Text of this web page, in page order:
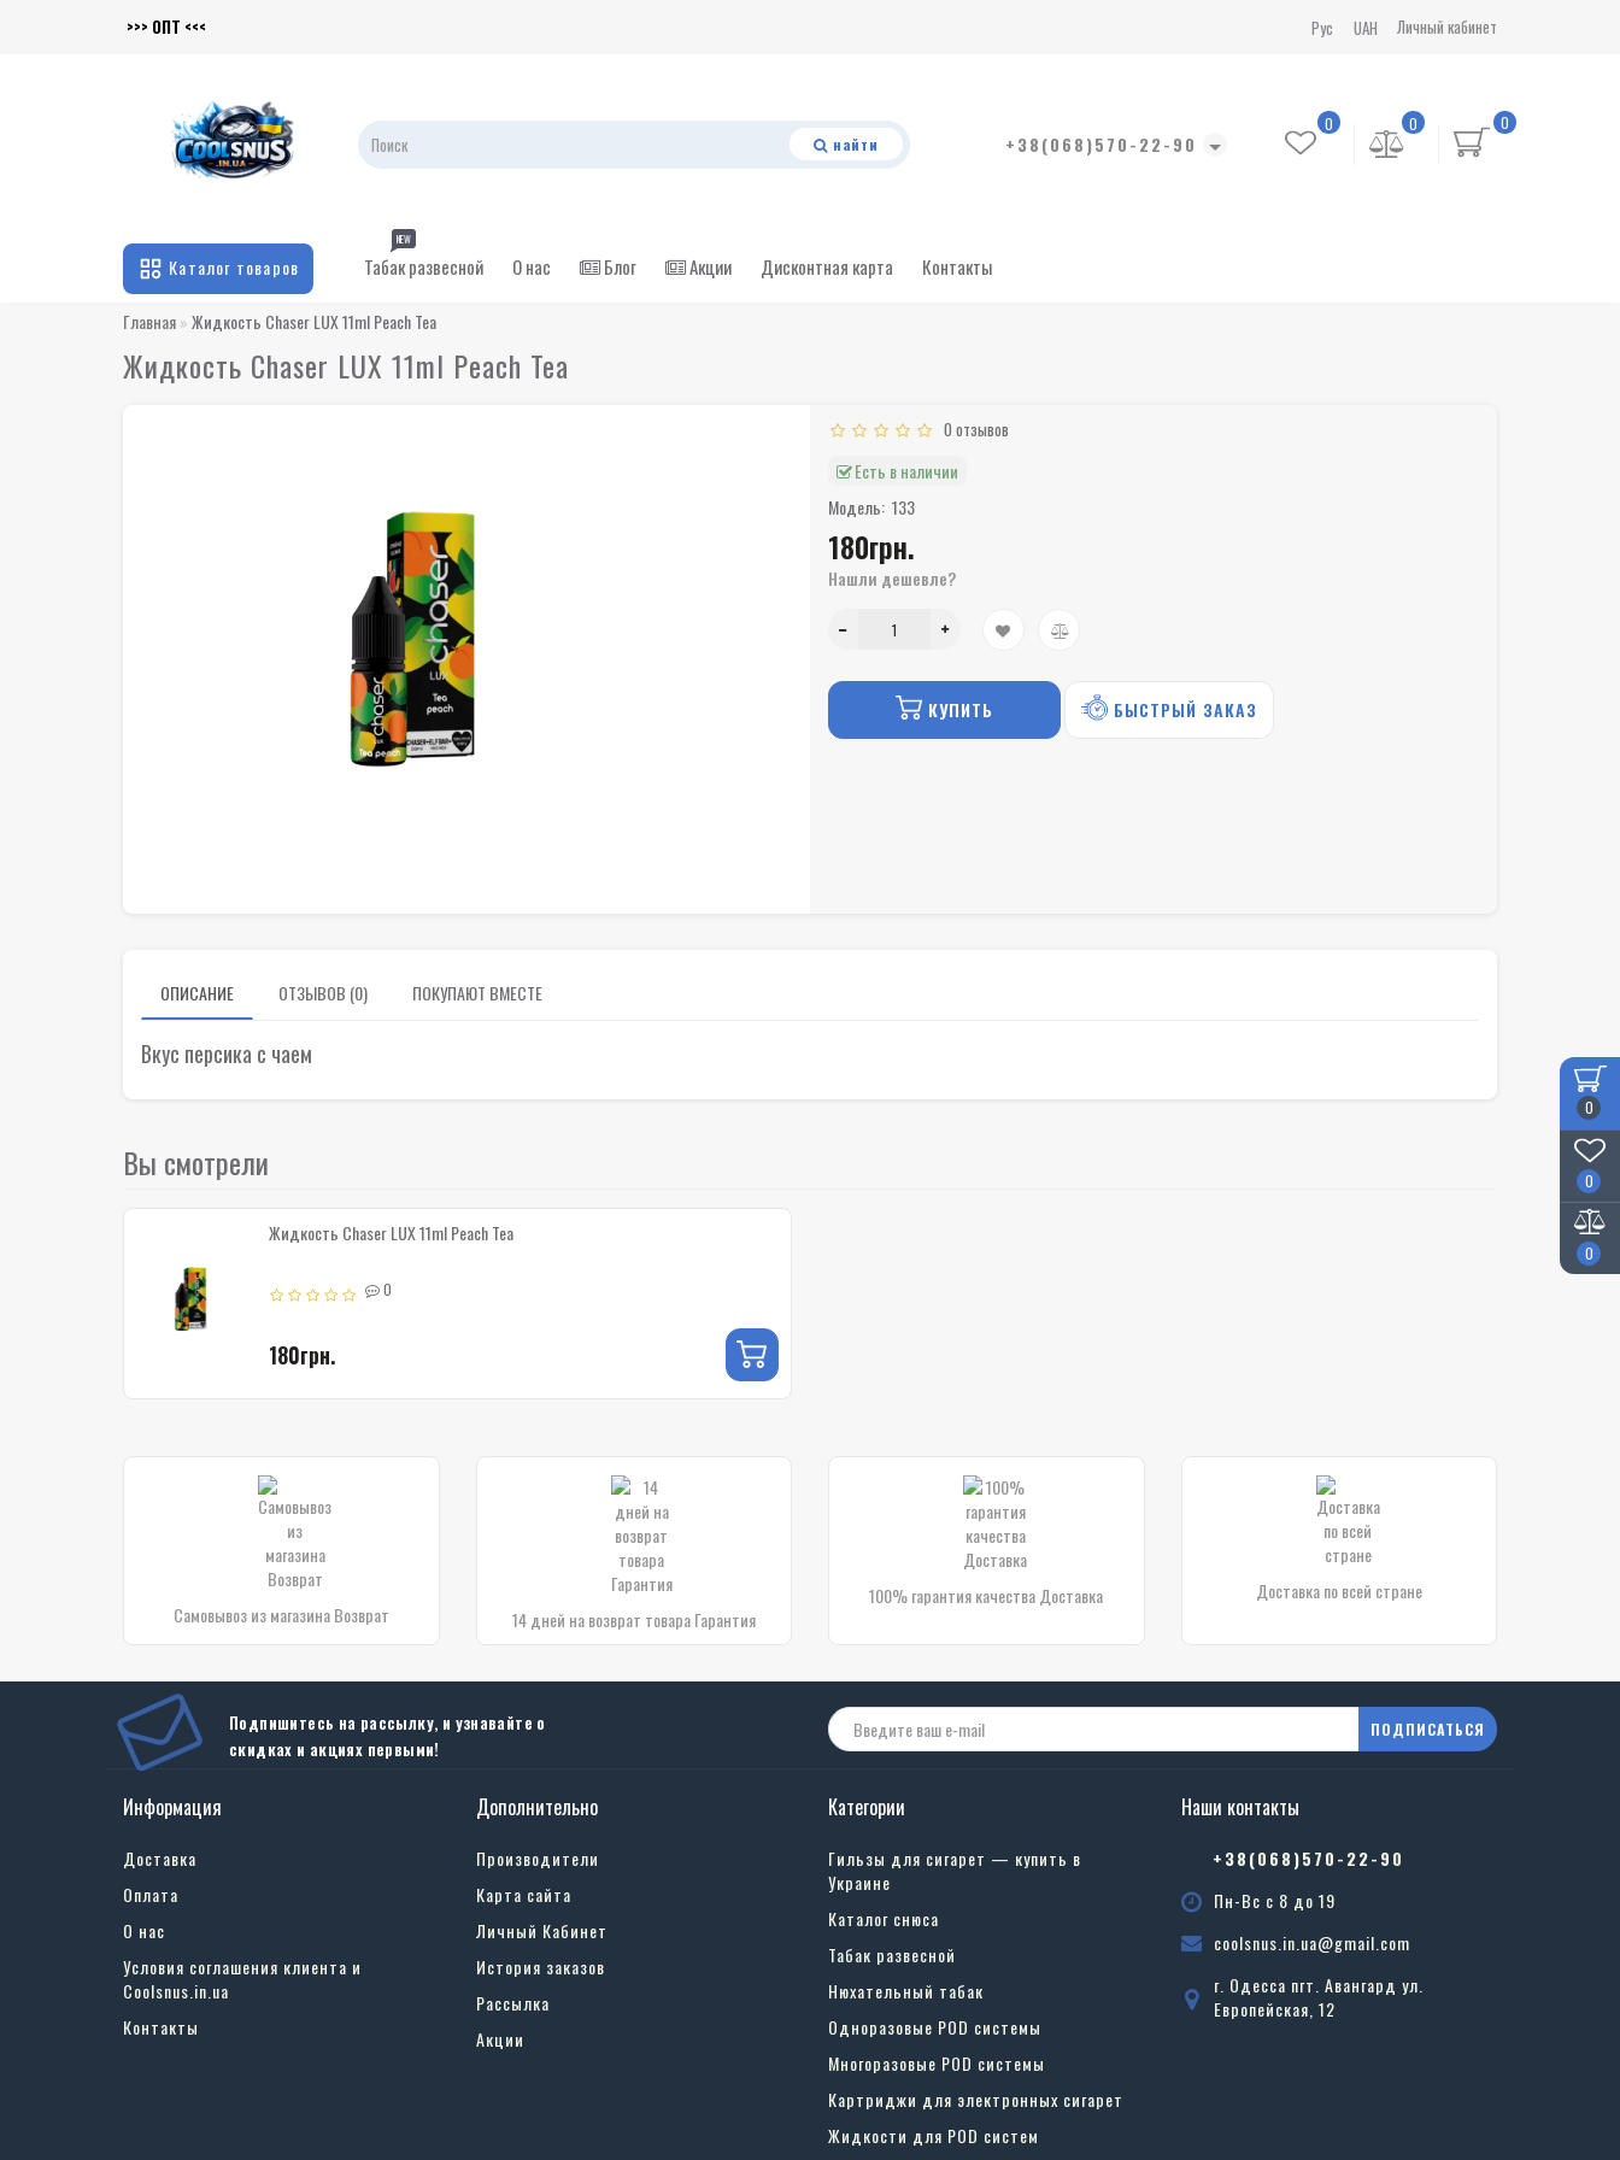
0
0
0
Личный кабинет
UAH
Рус
>>> ОПТ <<<
найти +38(068)570-22-90
0
0
0
Каталог товаров Табак развесной
NEW
О нас Блог Акции Дисконтная карта Контакты
Главная Жидкость Chaser LUX 11ml Peach Tea
Жидкость Chaser LUX 11ml Peach Tea
0 отзывов
Есть в наличии
Модель: 133
180грн.
Нашли дешевле?
КУПИТЬ БЫСТРЫЙ ЗАКАЗ
ОПИСАНИЕ ОТЗЫВОВ (0) ПОКУПАЮТ ВМЕСТЕ
Вкус персика с чаем
Вы смотрели
Жидкость Chaser LUX 11ml Peach Tea
0
180грн.
Самовывоз из магазина Возврат 14 дней на возврат товара Гарантия
100% гарантия качества Доставка Доставка по всей стране
Подпишитесь на рассылку, и узнавайте о
скидках и акциях первыми!
ПОДПИСАТЬСЯ
Информация
Доставка
Оплата
О нас
Условия соглашения клиента и
Coolsnus.in.ua
Контакты
Дополнительно
Производители
Карта сайта
Личный Кабинет
История заказов
Рассылка
Акции
Категории
Гильзы для сигарет — купить в
Украине
Каталог снюса
Табак развесной
Нюхательный табак
Одноразовые POD системы
Многоразовые POD системы
Картриджи для электронных сигарет
Жидкости для POD систем
Наши контакты
+38(068)570-22-90
Пн-Вс с 8 до 19
coolsnus.in.ua@gmail.com
г. Одесса пгт. Авангард ул.
Европейская, 12